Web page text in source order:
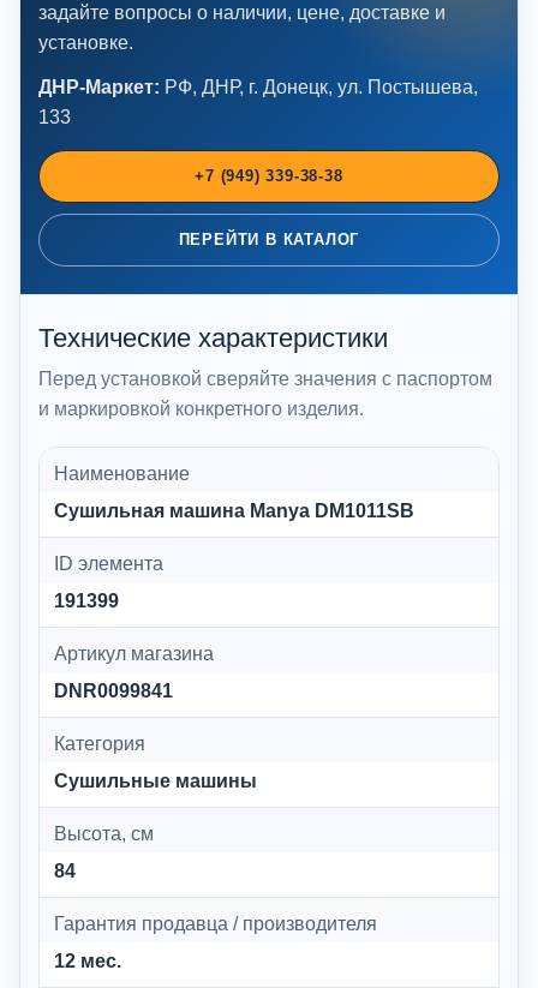
задайте вопросы о наличии, цене, доставке и
установке.
ДНР-Маркет: РФ, ДНР, г. Донецк, ул. Постышева,
133
+7 (949) 339-38-38
ПЕРЕЙТИ В КАТАЛОГ
Технические характеристики
Перед установкой сверяйте значения с паспортом
и маркировкой конкретного изделия.
Наименование
Сушильная машина Manya DM1011SB
ID элемента
191399
Артикул магазина
DNR0099841
Категория
Сушильные машины
Высота, см
84
Гарантия продавца / производителя
12 мес.